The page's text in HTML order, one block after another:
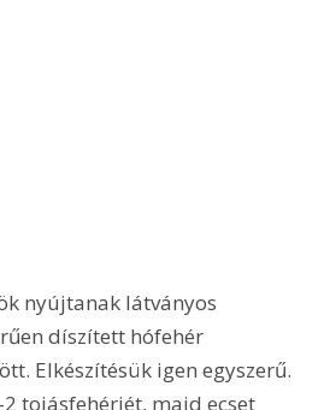
nyújtanak látványos
díszített hófehér
Elkészítésük igen egyszerű.
tojásfehérjét, majd ecset